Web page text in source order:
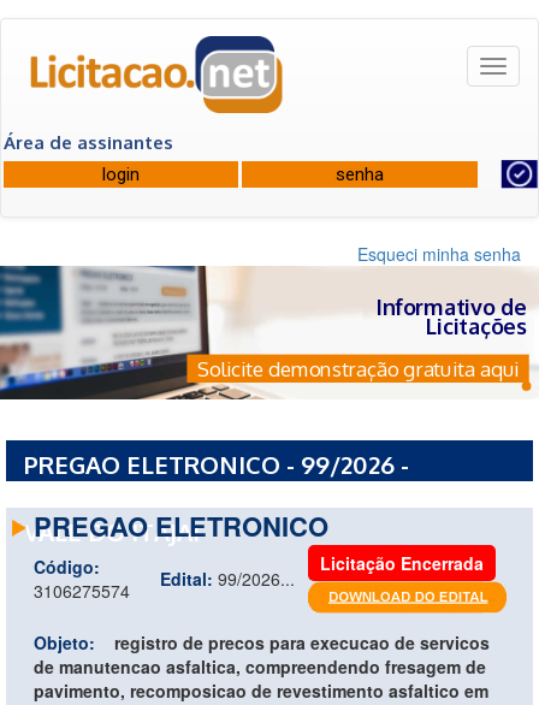
Área de assinantes
Esqueci minha senha
Informativo de
Licitações
Solicite demonstração gratuita aqui
PREGAO ELETRONICO - 99/2026 -
VALE DO ITAJAI
PREGAO ELETRONICO
Código:
3106275574
Edital: 99/2026...
Licitação Encerrada
Objeto:
registro de precos para execucao de servicos
de manutencao asfaltica, compreendendo fresagem de
pavimento, recomposicao de revestimento asfaltico em